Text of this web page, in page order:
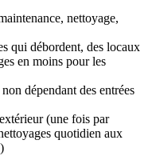
nettoyage,
qui débordent, des locaux
en moins pour les
dépendant des entrées
(une fois par
quotidien aux